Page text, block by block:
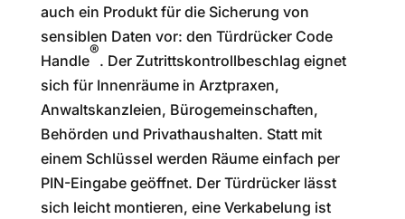
auch ein Produkt für die Sicherung von
sensiblen Daten vor: den Türdrücker Code
Handle
®
. Der Zutrittskontrollbeschlag eignet
sich für Innenräume in Arztpraxen,
Anwaltskanzleien, Bürogemeinschaften,
Behörden und Privathaushalten. Statt mit
einem Schlüssel werden Räume einfach per
PIN-Eingabe geöffnet. Der Türdrücker lässt
sich leicht montieren, eine Verkabelung ist